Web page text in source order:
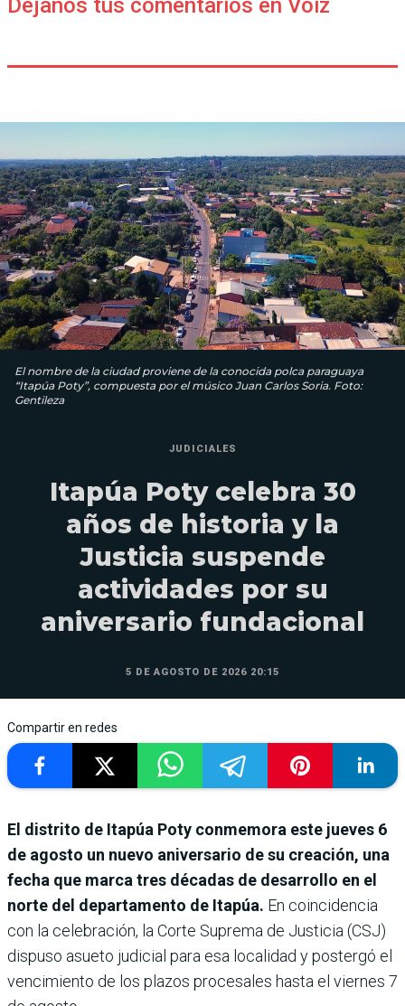
Déjanos tus comentarios en Voiz
El nombre de la ciudad proviene de la conocida polca paraguaya
“Itapúa Poty”, compuesta por el músico Juan Carlos Soria. Foto:
Gentileza
JUDICIALES
Itapúa Poty celebra 30
años de historia y la
Justicia suspende
actividades por su
aniversario fundacional
5 DE AGOSTO DE 2026 20:15
Compartir en redes
El distrito de Itapúa Poty conmemora este jueves 6
de agosto un nuevo aniversario de su creación, una
fecha que marca tres décadas de desarrollo en el
norte del departamento de Itapúa. En coincidencia
con la celebración, la Corte Suprema de Justicia (CSJ)
dispuso asueto judicial para esa localidad y postergó el
vencimiento de los plazos procesales hasta el viernes 7